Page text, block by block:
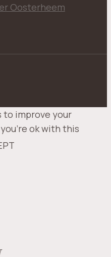
Oosterheem
to improve your
ok with this